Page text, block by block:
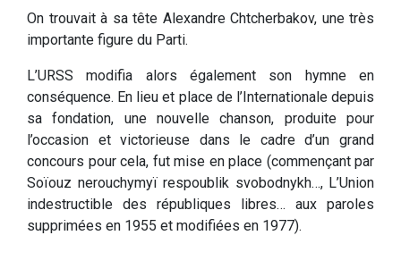
On trouvait à sa tête Alexandre Chtcherbakov, une très
importante figure du Parti.
L’URSS modifia alors également son hymne en
conséquence. En lieu et place de l’Internationale depuis
sa fondation, une nouvelle chanson, produite pour
l’occasion et victorieuse dans le cadre d’un grand
concours pour cela, fut mise en place (commençant par
Soïouz nerouchymyï respoublik svobodnykh…, L’Union
indestructible des républiques libres… aux paroles
supprimées en 1955 et modifiées en 1977).